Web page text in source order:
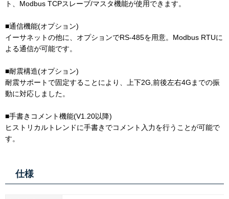
ト、Modbus TCPスレーブ/マスタ機能が使用できます。
■通信機能(オプション)
イーサネットの他に、オプションでRS-485を用意。Modbus RTUに
よる通信が可能です。
■耐震構造(オプション)
耐震サポートで固定することにより、上下2G,前後左右4Gまでの振
動に対応しました。
■手書きコメント機能(V1.20以降)
ヒストリカルトレンドに手書きでコメント入力を行うことが可能で
す。
仕様